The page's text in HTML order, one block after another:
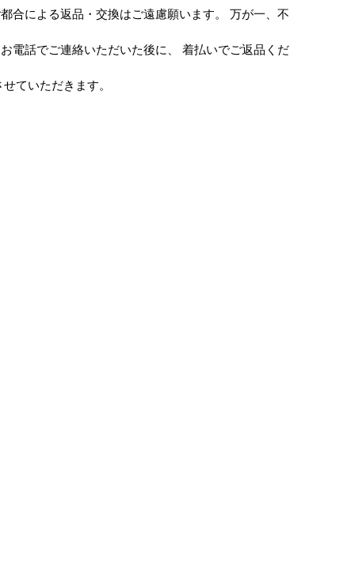
合による返品・交換はご遠慮願います。 万が一、不
電話でご連絡いただいた後に、 着払いでご返品くだ
ていただきます。